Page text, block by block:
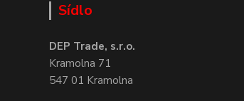
Sídlo
DEP Trade, s.r.o.
Kramolna 71
547 01 Kramolna